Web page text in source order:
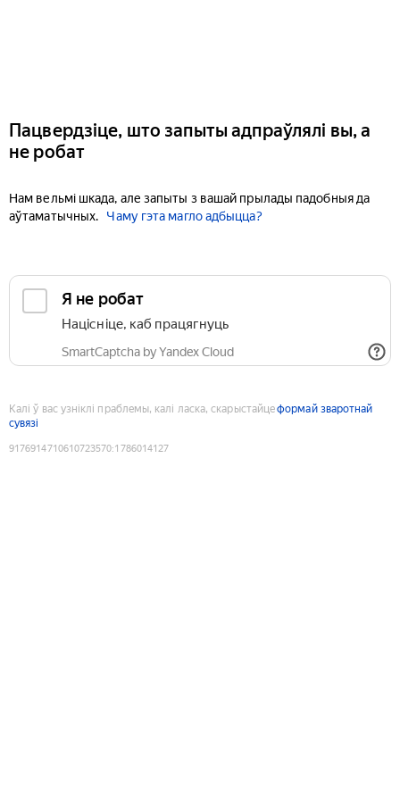
Пацвердзіце, што запыты адпраўлялі вы, а
не робат
Нам вельмі шкада, але запыты з вашай прылады падобныя да
аўтаматычных.
Чаму гэта магло адбыцца?
Я не робат
Націсніце, каб працягнуць
SmartCaptcha by Yandex Cloud
Калі ў вас узніклі праблемы, калі ласка, скарыстайцеформай зваротнай
сувязі
9176914710610723570:1786014127